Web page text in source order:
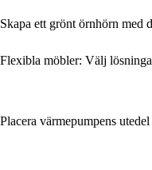
Skapa ett grönt örnhörn med
Flexibla möbler: Välj
Placera värmepumpens